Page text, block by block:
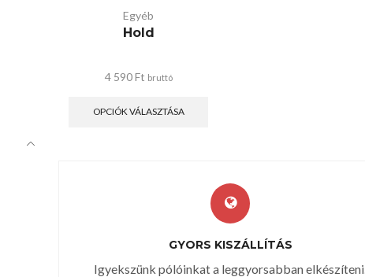
Egyéb
Hold
4 590Ft bruttó
OPCIÓK VÁLASZTÁSA
GYORS KISZÁLLÍTÁS
Igyekszünk pólóinkat a leggyorsabban elkészíteni.